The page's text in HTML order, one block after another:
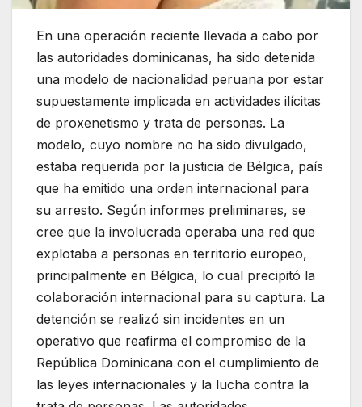
En una operación reciente llevada a cabo por
las autoridades dominicanas, ha sido detenida
una modelo de nacionalidad peruana por estar
supuestamente implicada en actividades ilícitas
de proxenetismo y trata de personas. La
modelo, cuyo nombre no ha sido divulgado,
estaba requerida por la justicia de Bélgica, país
que ha emitido una orden internacional para
su arresto. Según informes preliminares, se
cree que la involucrada operaba una red que
explotaba a personas en territorio europeo,
principalmente en Bélgica, lo cual precipitó la
colaboración internacional para su captura. La
detención se realizó sin incidentes en un
operativo que reafirma el compromiso de la
República Dominicana con el cumplimiento de
las leyes internacionales y la lucha contra la